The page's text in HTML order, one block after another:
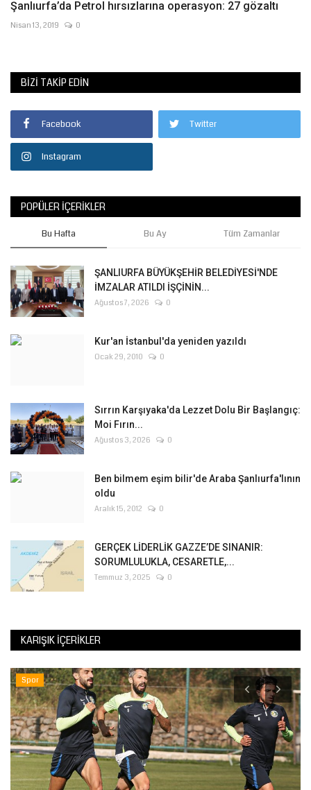
Şanlıurfa’da Petrol hırsızlarına operasyon: 27 gözaltı
Nisan 13, 2019 0
BIZI TAKIP EDIN
Facebook Twitter
Instagram
POPÜLER İÇERIKLER
Bu Hafta Bu Ay Tüm Zamanlar
ŞANLIURFA BÜYÜKŞEHİR BELEDİYESİ'NDE
İMZALAR ATILDI İŞÇİNİN...
Ağustos 7, 2026 0
Kur'an İstanbul'da yeniden yazıldı
Ocak 29, 2010 0
Sırrın Karşıyaka'da Lezzet Dolu Bir Başlangıç:
Moi Fırın...
Ağustos 3, 2026 0
Ben bilmem eşim bilir'de Araba Şanlıurfa'lının
oldu
Aralık 15, 2012 0
GERÇEK LİDERLİK GAZZE’DE SINANIR:
SORUMLULUKLA, CESARETLE,...
Temmuz 3, 2025 0
KARIŞIK İÇERIKLER
Spor